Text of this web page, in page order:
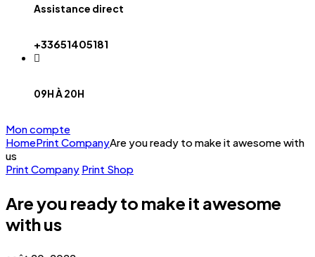
Assistance direct
+33651405181
09H À 20H
Mon compte
HomePrint CompanyAre you ready to make it awesome with
us
Print Company Print Shop
Are you ready to make it awesome
with us